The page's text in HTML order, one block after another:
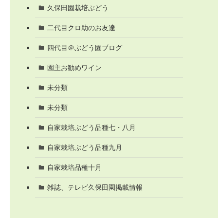
久保田園栽培ぶどう
二代目クロ助のお友達
四代目＠ぶどう園ブログ
園主お勧めワイン
未分類
未分類
自家栽培ぶどう品種七・八月
自家栽培ぶどう品種九月
自家栽培品種十月
雑誌、テレビ久保田園掲載情報